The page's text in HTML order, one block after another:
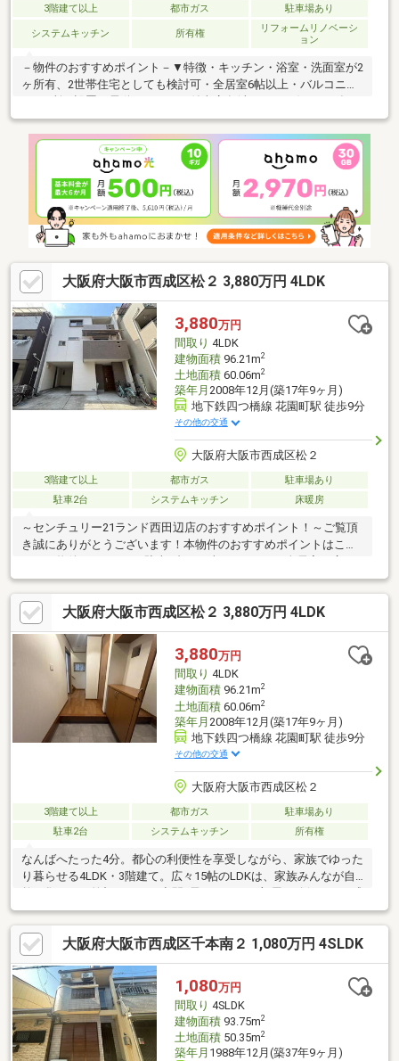
3階建て以上 都市ガス 駐車場あり
システムキッチン 所有権
リフォームリノベーシ
ョン
－物件のおすすめポイント－▼特徴・キッチン・浴室・洗面室が2
ヶ所有、2世帯住宅としても検討可・全居室6帖以上・バルコニー
月室内リフォーム済【新調】キッチン(1階)、UB(1階)、洗面台
(1・2階)【交換】キッチン(2階)、UB(2階)【張替】全クロス、全フ
ローリング 等【その他】間取り変更、1階2階スケルトンリフォー
ム※本物件は連棟式住宅につき建物解体を行う際には隣地所有者
との協議等が必要■ ご希望の住まい探しをお手伝いします
━━━━━・・・物件の詳細・ご相談はお気軽にお問い合わせく
ださい。
大阪府大阪市西成区松２ 3,880万円 4LDK
3,880万円
間取り 4LDK
建物面積96.21m2
土地面積60.06m2
築年月 2008年12月(築17年9ヶ月)
地下鉄四つ橋線 花園町駅 徒歩9分
その他の交通
大阪府大阪市西成区松２
3階建て以上 都市ガス
駐車場あり
駐車2台
システムキッチン 床暖房
～センチュリー21ランド西田辺店のおすすめポイント！～ご覧頂
き誠にありがとうございます！本物件のおすすめポイントはこち
とした収納があります！＜立地＞■大阪メトロ四つ橋線「大国
町」駅より徒歩約9分お気軽にお問い合わせください！＜センチュ
リー21ランドについて＞●センチュリー21ランド西田辺店
は・・・ お客様のニーズに寄り添い、大切なお住まいのご購入
に最後まで伴走いたします！●リフォームのご相談も承っており
ます。●不動産に関するお悩み等、なんでもお気軽にご相談くだ
さいませ！
大阪府大阪市西成区松２ 3,880万円 4LDK
3,880万円
間取り 4LDK
建物面積96.21m2
土地面積60.06m2
築年月 2008年12月(築17年9ヶ月)
地下鉄四つ橋線 花園町駅 徒歩9分
その他の交通
大阪府大阪市西成区松２
3階建て以上 都市ガス
駐車場あり
駐車2台
システムキッチン 所有権
なんばへたった4分。都心の利便性を享受しながら、家族でゆった
り暮らせる4LDK・3階建て。広々15帖のLDKは、家族みんなが自
長に合わせた暮らしが叶います。橘小学校まで徒歩わずか3分、天
下茶屋中学校まで徒歩４分の安心して子育てできる環境も魅力。2
路線利用可能で通勤・お出かけもスムーズ。駐車場は2台分確保済
みで、週末のファミリーお出かけも快適です☆大阪の中心地に近
いのに、わが家ではゆったりと。そんな「都心×ゆとり」を同時に
叶えた、ファミリーのための理想の一邸です。
大阪府大阪市西成区千本南２ 1,080万円 4SLDK
1,080万円
間取り 4SLDK
建物面積93.75m2
土地面積50.35m2
築年月 1988年12月(築37年9ヶ月)